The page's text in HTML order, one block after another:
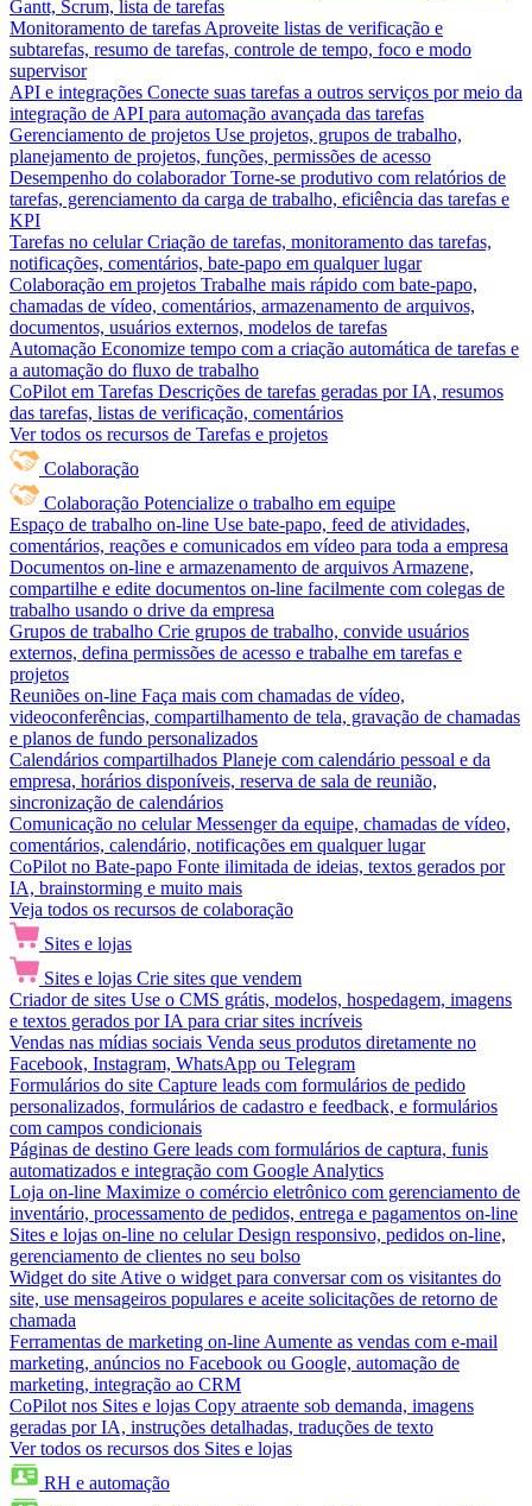
Gantt, Scrum, lista de tarefas
Monitoramento de tarefas Aproveite listas de verificação e
subtarefas, resumo de tarefas, controle de tempo, foco e modo
supervisor
API e integrações Conecte suas tarefas a outros serviços por meio da
integração de API para automação avançada das tarefas
Gerenciamento de projetos Use projetos, grupos de trabalho,
planejamento de projetos, funções, permissões de acesso
Desempenho do colaborador Torne-se produtivo com relatórios de
tarefas, gerenciamento da carga de trabalho, eficiência das tarefas e
KPI
Tarefas no celular Criação de tarefas, monitoramento das tarefas,
notificações, comentários, bate-papo em qualquer lugar
Colaboração em projetos Trabalhe mais rápido com bate-papo,
chamadas de vídeo, comentários, armazenamento de arquivos,
documentos, usuários externos, modelos de tarefas
Automação Economize tempo com a criação automática de tarefas e
a automação do fluxo de trabalho
CoPilot em Tarefas Descrições de tarefas geradas por IA, resumos
das tarefas, listas de verificação, comentários
Ver todos os recursos de Tarefas e projetos
Colaboração
Colaboração Potencialize o trabalho em equipe
Espaço de trabalho on-line Use bate-papo, feed de atividades,
comentários, reações e comunicados em vídeo para toda a empresa
Documentos on-line e armazenamento de arquivos Armazene,
compartilhe e edite documentos on-line facilmente com colegas de
trabalho usando o drive da empresa
Grupos de trabalho Crie grupos de trabalho, convide usuários
externos, defina permissões de acesso e trabalhe em tarefas e
projetos
Reuniões on-line Faça mais com chamadas de vídeo,
videoconferências, compartilhamento de tela, gravação de chamadas
e planos de fundo personalizados
Calendários compartilhados Planeje com calendário pessoal e da
empresa, horários disponíveis, reserva de sala de reunião,
sincronização de calendários
Comunicação no celular Messenger da equipe, chamadas de vídeo,
comentários, calendário, notificações em qualquer lugar
CoPilot no Bate-papo Fonte ilimitada de ideias, textos gerados por
IA, brainstorming e muito mais
Veja todos os recursos de colaboração
Sites e lojas
Sites e lojas Crie sites que vendem
Criador de sites Use o CMS grátis, modelos, hospedagem, imagens
e textos gerados por IA para criar sites incríveis
Vendas nas mídias sociais Venda seus produtos diretamente no
Facebook, Instagram, WhatsApp ou Telegram
Formulários do site Capture leads com formulários de pedido
personalizados, formulários de cadastro e feedback, e formulários
com campos condicionais
Páginas de destino Gere leads com formulários de captura, funis
automatizados e integração com Google Analytics
Loja on-line Maximize o comércio eletrônico com gerenciamento de
inventário, processamento de pedidos, entrega e pagamentos on-line
Sites e lojas on-line no celular Design responsivo, pedidos on-line,
gerenciamento de clientes no seu bolso
Widget do site Ative o widget para conversar com os visitantes do
site, use mensageiros populares e aceite solicitações de retorno de
chamada
Ferramentas de marketing on-line Aumente as vendas com e-mail
marketing, anúncios no Facebook ou Google, automação de
marketing, integração ao CRM
CoPilot nos Sites e lojas Copy atraente sob demanda, imagens
geradas por IA, instruções detalhadas, traduções de texto
Ver todos os recursos dos Sites e lojas
RH e automação